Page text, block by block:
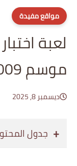
مواقع مفيدة
لعبة
موسم 2009 - 2010
ديسمبر 8, 2025
جدول